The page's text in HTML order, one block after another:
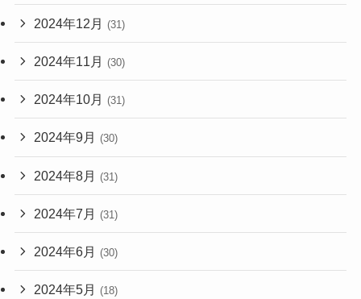
2024年12月 (31)
2024年11月 (30)
2024年10月 (31)
2024年9月 (30)
2024年8月 (31)
2024年7月 (31)
2024年6月 (30)
2024年5月 (18)